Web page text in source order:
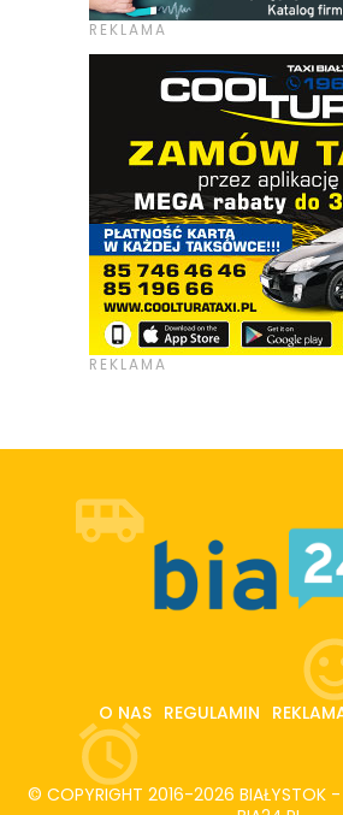
O NAS REGULAMIN
© COPYRIGHT 2016-2026 BIAŁYSTOK -